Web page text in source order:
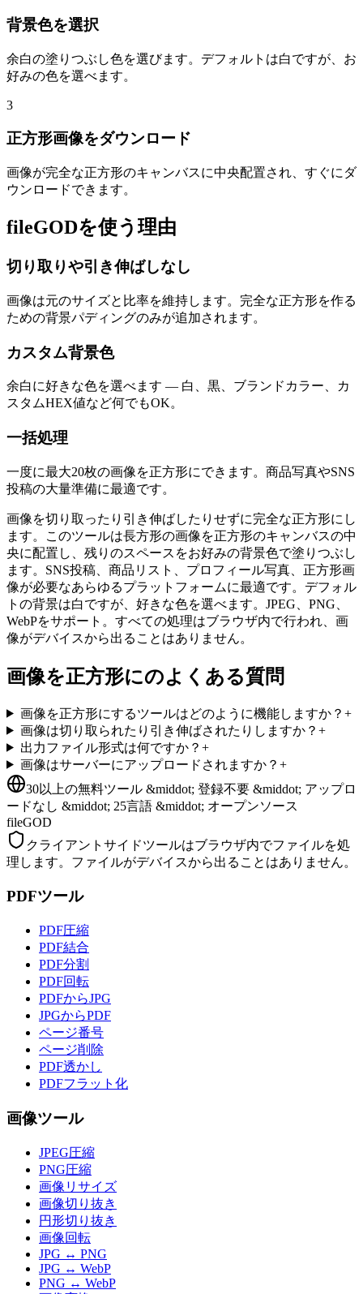
背景色を選択
余白の塗りつぶし色を選びます。デフォルトは白ですが、お
好みの色を選べます。
3
正方形画像をダウンロード
画像が完全な正方形のキャンバスに中央配置され、すぐにダ
ウンロードできます。
fileGODを使う理由
切り取りや引き伸ばしなし
画像は元のサイズと比率を維持します。完全な正方形を作る
ための背景パディングのみが追加されます。
カスタム背景色
余白に好きな色を選べます — 白、黒、ブランドカラー、カ
スタムHEX値など何でもOK。
一括処理
一度に最大20枚の画像を正方形にできます。商品写真やSNS
投稿の大量準備に最適です。
画像を切り取ったり引き伸ばしたりせずに完全な正方形にし
ます。このツールは長方形の画像を正方形のキャンバスの中
央に配置し、残りのスペースをお好みの背景色で塗りつぶし
ます。SNS投稿、商品リスト、プロフィール写真、正方形画
像が必要なあらゆるプラットフォームに最適です。デフォル
トの背景は白ですが、好きな色を選べます。JPEG、PNG、
WebPをサポート。すべての処理はブラウザ内で行われ、画
像がデバイスから出ることはありません。
画像を正方形にのよくある質問
画像を正方形にするツールはどのように機能しますか？ +
画像は切り取られたり引き伸ばされたりしますか？ +
出力ファイル形式は何ですか？ +
画像はサーバーにアップロードされますか？ +
30以上の無料ツール &middot; 登録不要 &middot; アップロ
ードなし &middot; 25言語 &middot; オープンソース
fileGOD
クライアントサイドツールはブラウザ内でファイルを処
理します。ファイルがデバイスから出ることはありません。
PDFツール
PDF圧縮
PDF結合
PDF分割
PDF回転
PDFからJPG
JPGからPDF
ページ番号
ページ削除
PDF透かし
PDFフラット化
画像ツール
JPEG圧縮
PNG圧縮
画像リサイズ
画像切り抜き
円形切り抜き
画像回転
JPG ↔ PNG
JPG ↔ WebP
PNG ↔ WebP